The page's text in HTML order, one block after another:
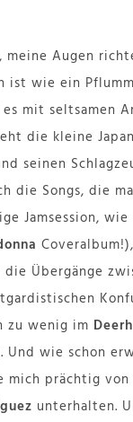
Augen
ist wie ein
mit seltsamen
die kleine
seinen
Songs, die
Jamsession,
Übergänge
zu wenig im
Und wie schon
mich prächtig von
unterhalten.